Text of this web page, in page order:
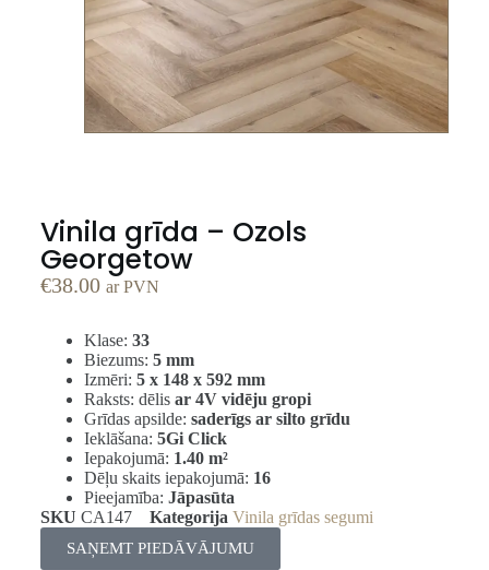
Vinila grīda – Ozols
Georgetow
€38.00 ar PVN
Klase: 33
Biezums: 5 mm
Izmēri: 5 x 148 x 592 mm
Raksts: dēlis ar 4V vidēju gropi
Grīdas apsilde: saderīgs ar silto grīdu
Ieklāšana: 5Gi Click
Iepakojumā: 1.40 m²
Dēļu skaits iepakojumā: 16
Pieejamība: Jāpasūta
SKU CA147 Kategorija Vinila grīdas segumi
SAŅEMT PIEDĀVĀJUMU